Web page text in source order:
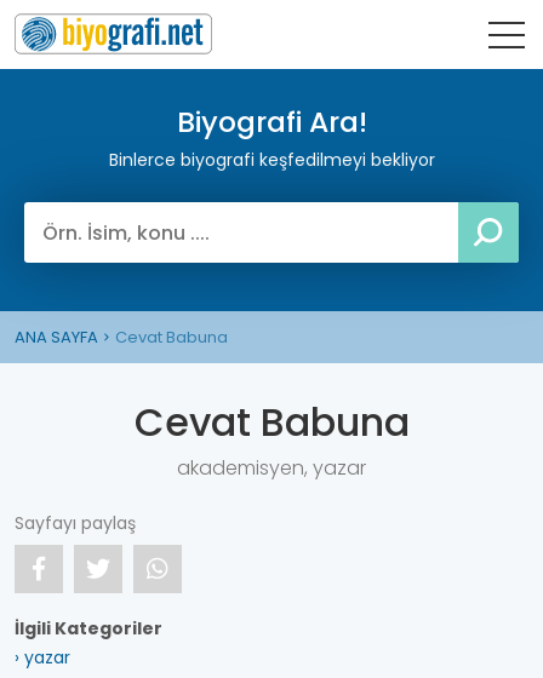
Biyografi Ara!
Binlerce biyografi keşfedilmeyi bekliyor
ANA SAYFA Cevat Babuna
Cevat Babuna
akademisyen, yazar
Sayfayı paylaş
İlgili Kategoriler
› yazar